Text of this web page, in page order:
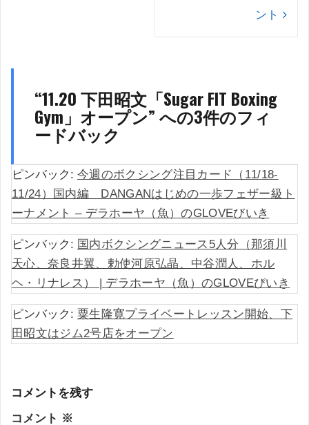
ント
“11.20 下田昭文「Sugar FIT Boxing
Gym」オープン” への3件のフィ
ードバック
ピンバック: 今週のボクシング注目カード（11/18-
11/24）国内編 DANGANはじめの一歩フェザー級ト
ーナメント – デラホーヤ（魚）のGLOVEびいき
ピンバック: 国内ボクシングニュース5人分（那須川
天心、奈良井翼、勅使河原弘晶、中谷潤人、ホル
ヘ・リナレス） | デラホーヤ（魚）のGLOVEびいき
ピンバック: 粟生隆寛プライベートレッスン開始、下
田昭文はジム2号店をオープン
コメントを残す
コメント ※